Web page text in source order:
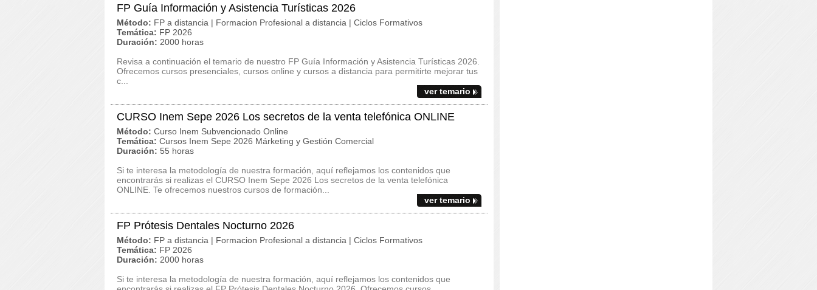
FP Guía Información y Asistencia Turísticas 2026
Método: FP a distancia | Formacion Profesional a distancia | Ciclos Formativos
Temática: FP 2026
Duración: 2000 horas
Revisa a continuación el temario de nuestro FP Guía Información y Asistencia Turísticas 2026.
Ofrecemos cursos presenciales, cursos online y cursos a distancia para permitirte mejorar tus
c...
ver temario
CURSO Inem Sepe 2026 Los secretos de la venta telefónica ONLINE
Método: Curso Inem Subvencionado Online
Temática: Cursos Inem Sepe 2026 Márketing y Gestión Comercial
Duración: 55 horas
Si te interesa la metodología de nuestra formación, aquí reflejamos los contenidos que
encontrarás si realizas el CURSO Inem Sepe 2026 Los secretos de la venta telefónica
ONLINE. Te ofrecemos nuestros cursos de formación...
ver temario
FP Prótesis Dentales Nocturno 2026
Método: FP a distancia | Formacion Profesional a distancia | Ciclos Formativos
Temática: FP 2026
Duración: 2000 horas
Si te interesa la metodología de nuestra formación, aquí reflejamos los contenidos que